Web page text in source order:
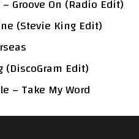
Groove On (Radio Edit)
(Stevie King Edit)
Edit)
– Take My Word